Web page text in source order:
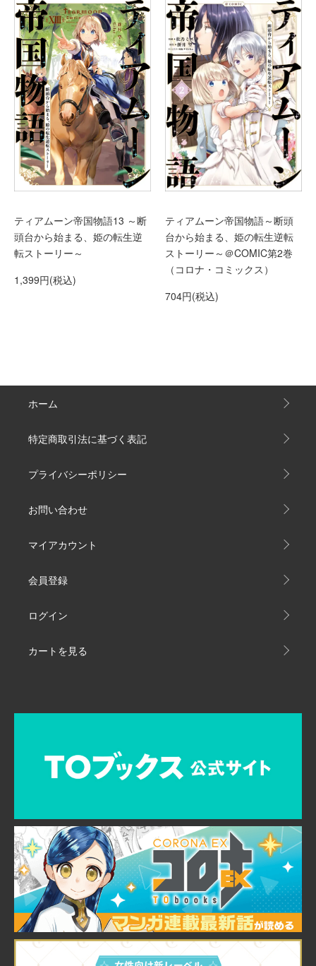
ティアムーン帝国物語13 ～断
頭台から始まる、姫の転生逆
転ストーリー～
1,399円(税込)
ティアムーン帝国物語～断頭
台から始まる、姫の転生逆転
ストーリー～＠COMIC第2巻
（コロナ・コミックス）
704円(税込)
ホーム
特定商取引法に基づく表記
プライバシーポリシー
お問い合わせ
マイアカウント
会員登録
ログイン
カートを見る